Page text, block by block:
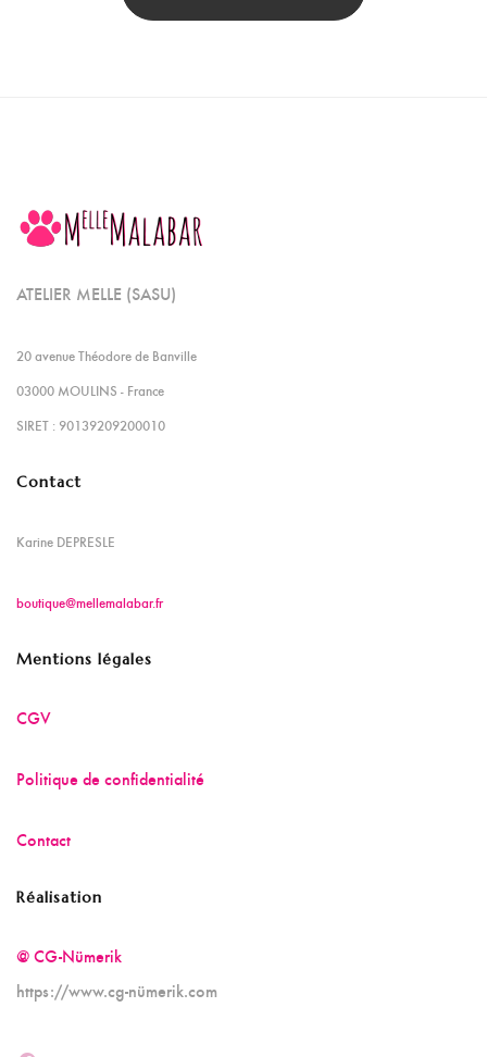
ATELIER MELLE (SASU)
20 avenue Théodore de Banville
03000 MOULINS - France
SIRET : 90139209200010
Contact
Karine DEPRESLE
boutique@mellemalabar.fr
Mentions légales
CGV
Politique de confidentialité
Contact
Réalisation
@ CG-Nümerik
https://www.cg-nümerik.com